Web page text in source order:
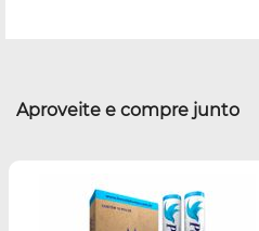
Aproveite e compre junto